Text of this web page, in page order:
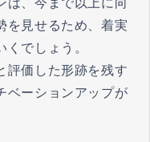
は、今まで以上に向
を見せるため、着実
でしょう。
評価した形跡を残す
ベーションアップが